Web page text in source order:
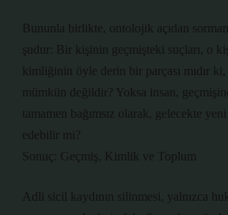
Bununla birlikte, ontolojik açıdan
şudur: Bir kişinin geçmişteki suçları, o
kimliğinin öyle derin bir parçası mıdır ki,
mümkün değildir? Yoksa insan,
tamamen bağımsız olarak, gelecekte
edebilir mi?
Sonuç: Geçmiş, Kimlik ve Toplum
Adli sicil kaydının silinmesi, yalnızca